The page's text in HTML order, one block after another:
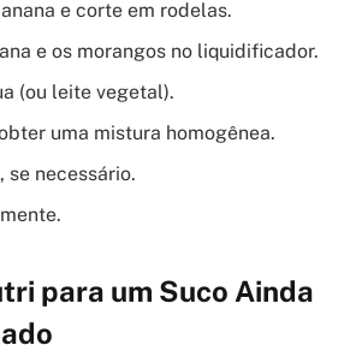
e corte em rodelas.
e os morangos no liquidificador.
(ou leite vegetal).
uma mistura homogênea.
se necessário.
para um Suco Ainda